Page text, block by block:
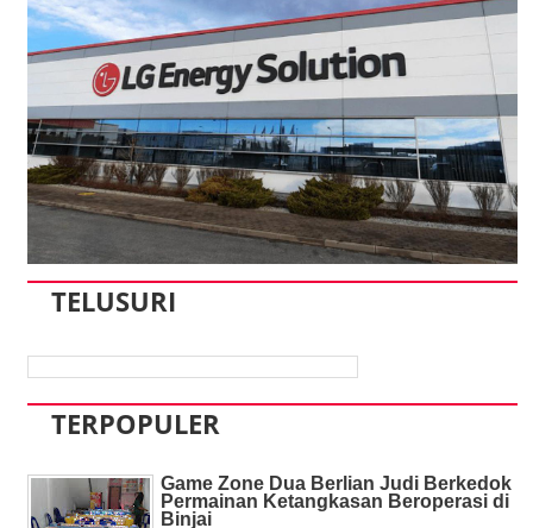
TELUSURI
TERPOPULER
Game Zone Dua Berlian Judi Berkedok
Permainan Ketangkasan Beroperasi di
Binjai